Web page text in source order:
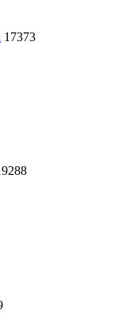
17373